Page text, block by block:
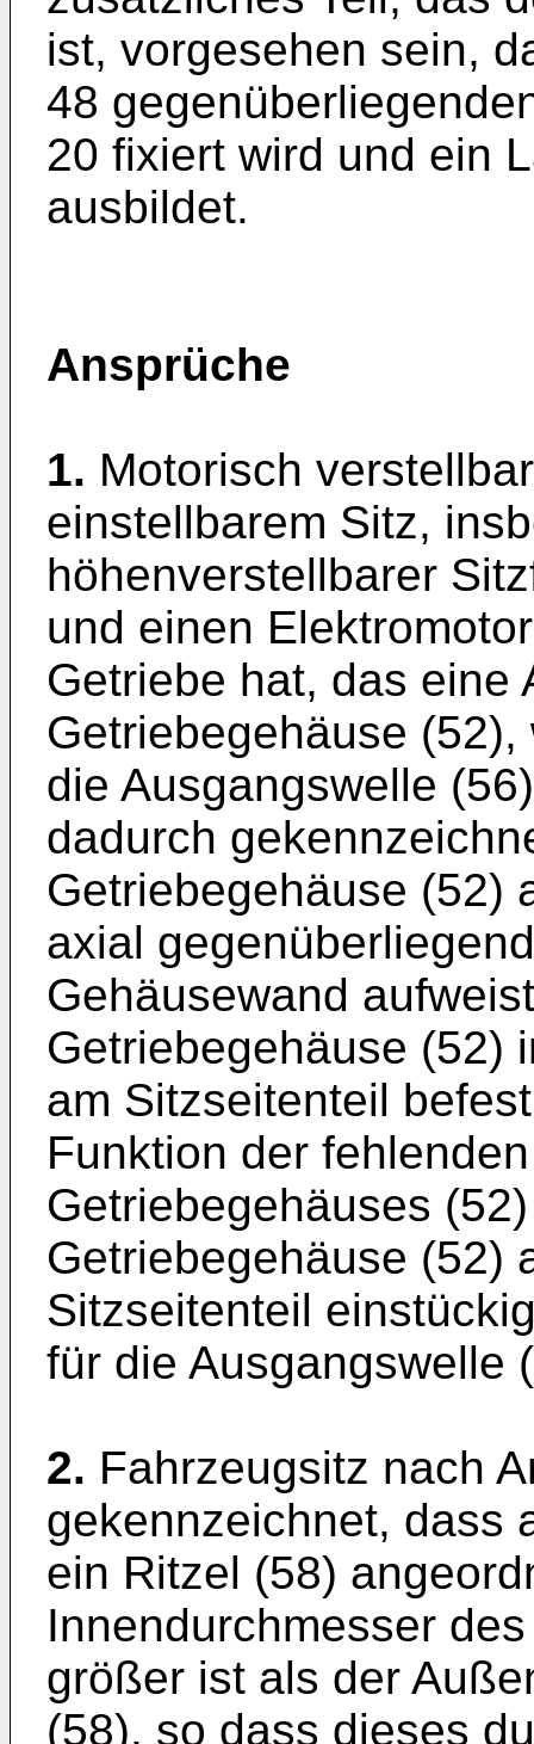
ist, vorgesehen sein,
48
20 fixiert wird und ein
ausbildet.
Ansprüche
1. Motorisch
einstellbarem Sitz,
höhenverstellbarer
und einen
Getriebe hat, das eine
Getriebegehäuse
die Ausgangswelle
dadurch
Getriebegehäuse (52)
axial
Gehäusewand
Getriebegehäuse (52)
am Sitzseitenteil
Funktion der
Getriebegehäuses
Getriebegehäuse (52)
Sitzseitenteil
für die Ausgangswelle
2. Fahrzeugsitz nach
gekennzeichnet, dass
ein Ritzel (58)
Innendurchmesser
größer ist als der
(58), so dass dieses